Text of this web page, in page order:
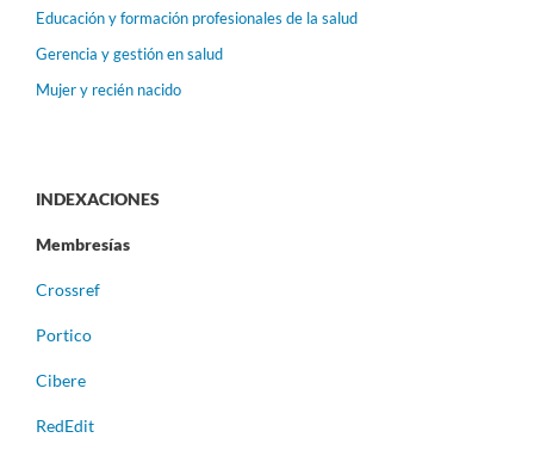
Educación y formación profesionales de la salud
Gerencia y gestión en salud
Mujer y recién nacido
INDEXACIONES
Membresías
Crossref
Portico
Cibere
RedEdit